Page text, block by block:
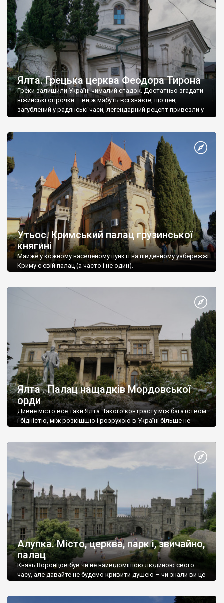
Ялта. Грецька церква Феодора Тирона
Греки залишили Україні чималий спадок. Достатньо згадати
ніжинські огірочки – ви ж мабуть всі знаєте, що цей,
загублений у радянські часи, легендарний рецепт привезли у
Ніжин греки?
Утьос. Кримський палац грузинської
княгині
Майже у кожному населеному пункті на південному узбережжі
Криму є свій палац (а часто і не один).
Ялта . Палац нащадків Мордовської
орди
Дивне місто все таки Ялта. Такого контрасту між багатством
і бідністю, між розкішшю і розрухою в Україні більше не
Алупка. Місто, церква, парк і, звичайно,
палац
Князь Воронцов був чи не найвідомішою людиною свого
часу, але давайте не будемо кривити душею – чи знали ви це